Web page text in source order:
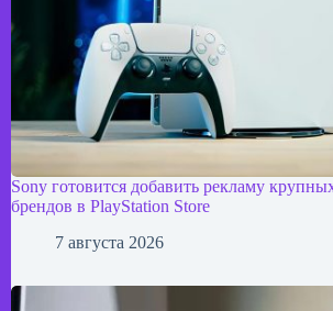
Sony готовится добавить рекламу
брендов в PlayStation Store
7 августа 2026